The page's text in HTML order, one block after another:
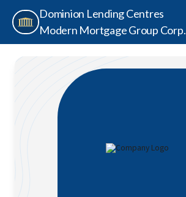
Dominion Lending Centres
Modern Mortgage Group Corp.